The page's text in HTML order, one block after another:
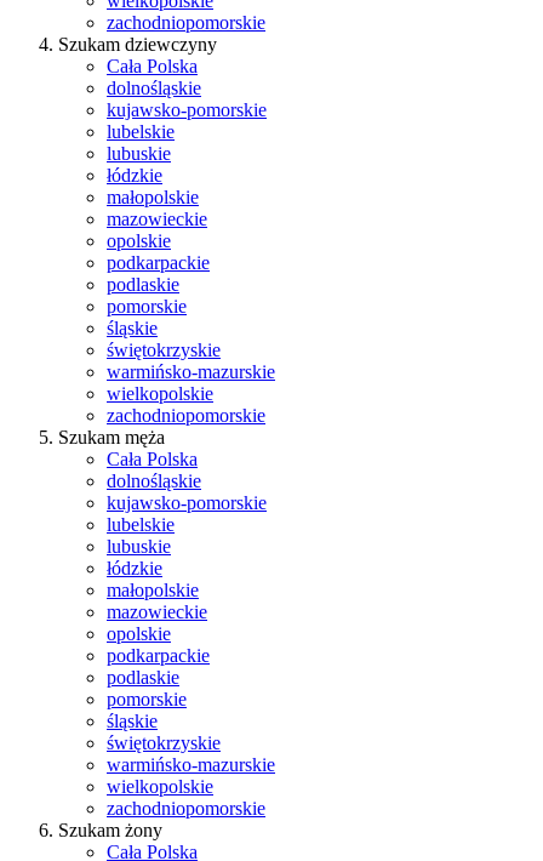
zachodniopomorskie
Szukam dziewczyny
Cała Polska
dolnośląskie
kujawsko-pomorskie
lubelskie
lubuskie
łódzkie
małopolskie
mazowieckie
opolskie
podkarpackie
podlaskie
pomorskie
śląskie
świętokrzyskie
warmińsko-mazurskie
wielkopolskie
zachodniopomorskie
Szukam męża
Cała Polska
dolnośląskie
kujawsko-pomorskie
lubelskie
lubuskie
łódzkie
małopolskie
mazowieckie
opolskie
podkarpackie
podlaskie
pomorskie
śląskie
świętokrzyskie
warmińsko-mazurskie
wielkopolskie
zachodniopomorskie
Szukam żony
Cała Polska